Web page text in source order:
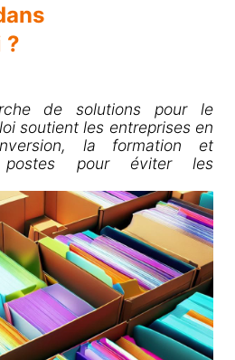
?
de solutions pour le
soutient les entreprises en
la formation et
postes pour éviter les